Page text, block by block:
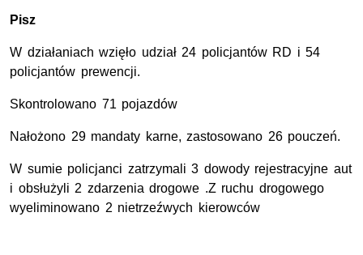
Pisz
W działaniach wzięło udział 24 policjantów RD i 54
policjantów prewencji.
Skontrolowano 71 pojazdów
Nałożono 29 mandaty karne, zastosowano 26 pouczeń.
W sumie policjanci zatrzymali 3 dowody rejestracyjne aut
i obsłużyli 2 zdarzenia drogowe .Z ruchu drogowego
wyeliminowano 2 nietrzeźwych kierowców